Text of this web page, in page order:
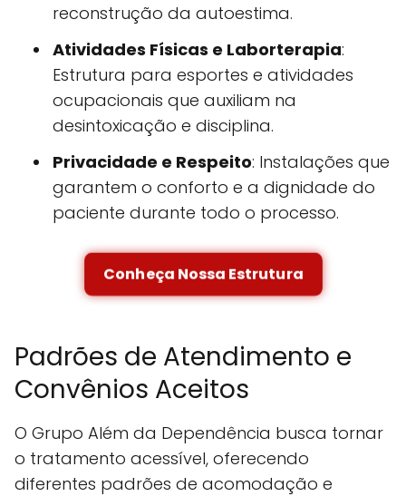
reconstrução da autoestima.
Atividades Físicas e Laborterapia:
Estrutura para esportes e atividades
ocupacionais que auxiliam na
desintoxicação e disciplina.
Privacidade e Respeito: Instalações que
garantem o conforto e a dignidade do
paciente durante todo o processo.
Conheça Nossa Estrutura
Padrões de Atendimento e
Convênios Aceitos
O Grupo Além da Dependência busca tornar
o tratamento acessível, oferecendo
diferentes padrões de acomodação e